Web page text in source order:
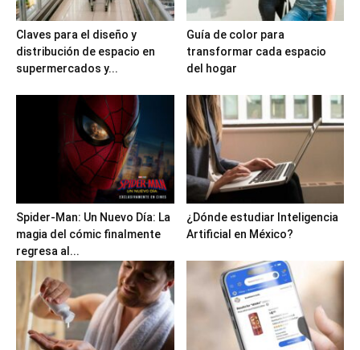
Claves para el diseño y
distribución de espacio en
supermercados y...
Guía de color para
transformar cada espacio
del hogar
Spider-Man: Un Nuevo Día: La
magia del cómic finalmente
regresa al...
¿Dónde estudiar Inteligencia
Artificial en México?